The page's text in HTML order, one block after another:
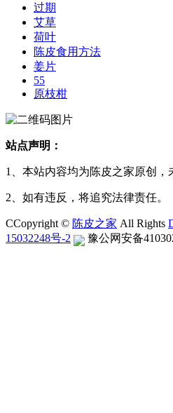
过期
艾草
荷叶
陈皮食用方法
姜片
55
原枝柑
站点声明：
1、本站内容均为陈皮之家原创，
2、如有违反，将追究法律责任。
CCopyright © 陈皮之家 All Rights
15032248号-2
豫公网安备